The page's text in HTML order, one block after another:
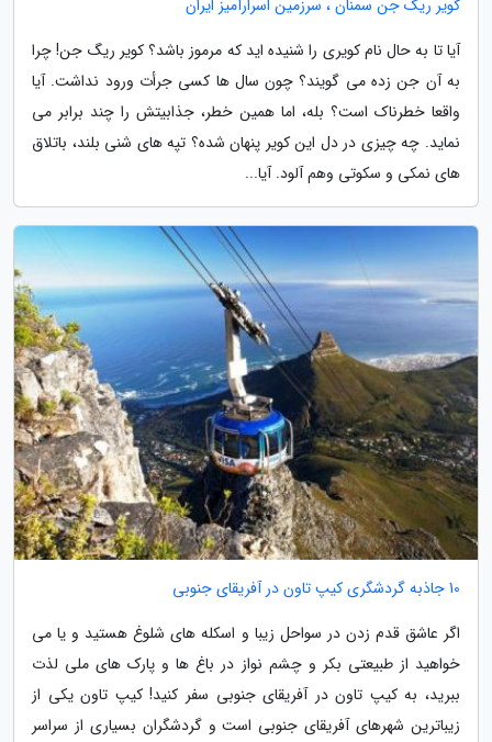
کویر ریگ جن سمنان ، سرزمین اسرارآمیز ایران
آیا تا به حال نام کویری را شنیده اید که مرموز باشد؟ کویر ریگ جن! چرا
به آن جن زده می گویند؟ چون سال ها کسی جرأت ورود نداشت. آیا
واقعا خطرناک است؟ بله، اما همین خطر، جذابیتش را چند برابر می
نماید. چه چیزی در دل این کویر پنهان شده؟ تپه های شنی بلند، باتلاق
های نمکی و سکوتی وهم آلود. آیا...
10 جاذبه گردشگری کیپ تاون در آفریقای جنوبی
اگر عاشق قدم زدن در سواحل زیبا و اسکله های شلوغ هستید و یا می
خواهید از طبیعتی بکر و چشم نواز در باغ ها و پارک های ملی لذت
ببرید، به کیپ تاون در آفریقای جنوبی سفر کنید! کیپ تاون یکی از
زیباترین شهرهای آفریقای جنوبی است و گردشگران بسیاری از سراسر